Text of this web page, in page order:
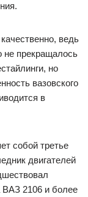
ведь
не прекращалось
но
вазовского
в
собой третье
двигателей
ВАЗ 2106 и более